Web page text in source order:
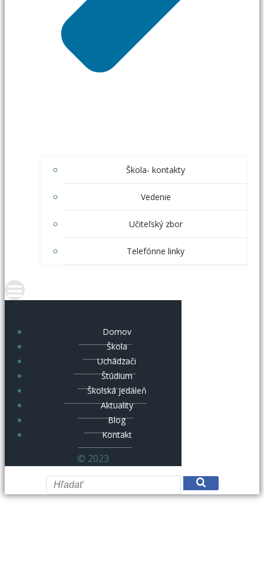
Škola- kontakty
Vedenie
Učiteľský zbor
Telefónne linky
Domov
Škola
Uchádzači
Štúdium
Školská jedáleň
Aktuality
Blog
Kontakt
© 2023